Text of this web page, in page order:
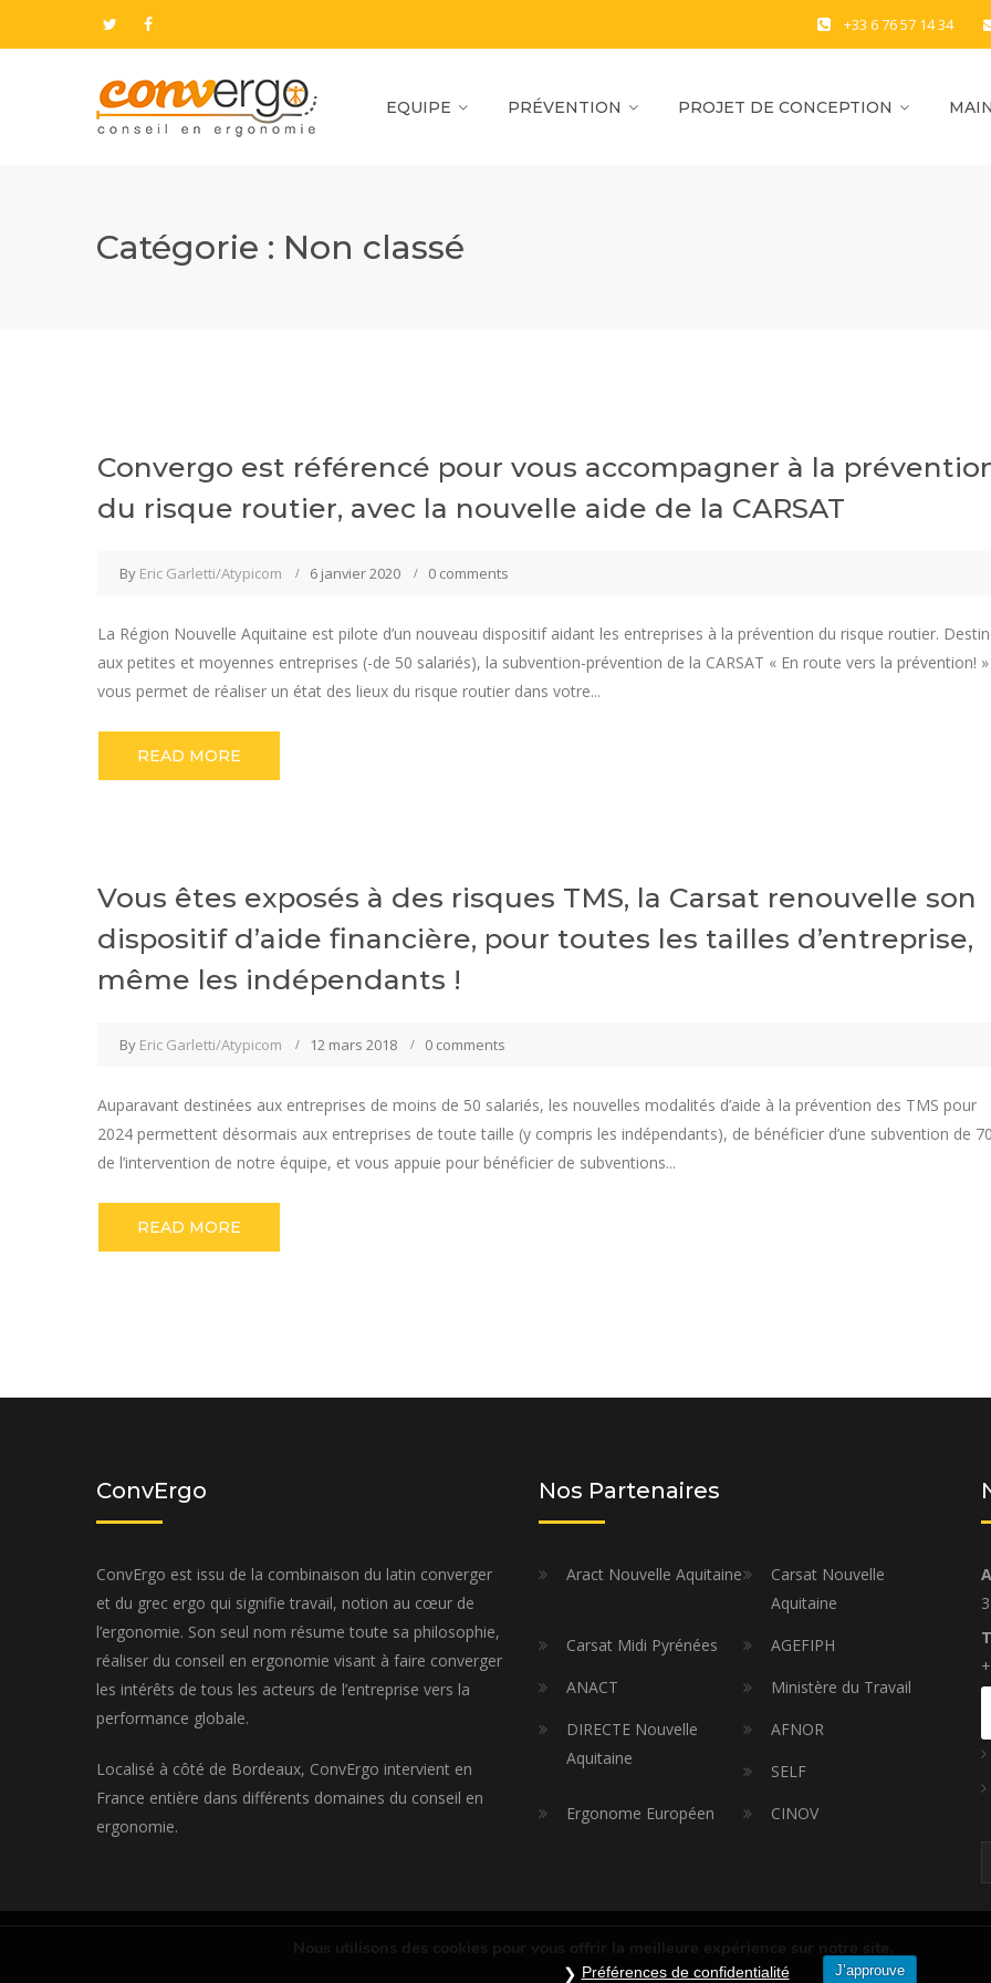
+33 6 76 57 14 34
EQUIPE PRÉVENTION PROJET DE CONCEPTION
Catégorie : Non classé
Convergo est référencé pour vous accompagner à la
du risque routier, avec la nouvelle aide de la CARSAT
By Eric Garletti/Atypicom 6 janvier 2020 0 comments
La Région Nouvelle Aquitaine est pilote d’un nouveau dispositif aidant les entreprises à la prévention du risque routier.
aux petites et moyennes entreprises (-de 50 salariés), la subvention-prévention de la CARSAT « En route vers la prévention! »
vous permet de réaliser un état des lieux du risque routier dans votre...
READ MORE
Vous êtes exposés à des risques TMS, la Carsat renouvelle son
dispositif d’aide financière, pour toutes les tailles d’entreprise,
même les indépendants !
By Eric Garletti/Atypicom 12 mars 2018 0 comments
Auparavant destinées aux entreprises de moins de 50 salariés, les nouvelles modalités d’aide à la prévention des TMS pour
2024 permettent désormais aux entreprises de toute taille (y compris les indépendants), de bénéficier d’une subvention de
de l’intervention de notre équipe, et vous appuie pour bénéficier de subventions...
READ MORE
ConvErgo
ConvErgo est issu de la combinaison du latin converger
et du grec ergo qui signifie travail, notion au cœur de
l’ergonomie. Son seul nom résume toute sa philosophie,
réaliser du conseil en ergonomie visant à faire converger
les intérêts de tous les acteurs de l’entreprise vers la
performance globale.
Localisé à côté de Bordeaux, ConvErgo intervient en
France entière dans différents domaines du conseil en
ergonomie.
Nos Partenaires
Aract Nouvelle Aquitaine
Carsat Nouvelle
Aquitaine
Carsat Midi Pyrénées
AGEFIPH
ANACT
Ministère du Travail
DIRECTE Nouvelle
Aquitaine
AFNOR
SELF
Ergonome Européen
CINOV
Préférences de confidentialité J’approuve